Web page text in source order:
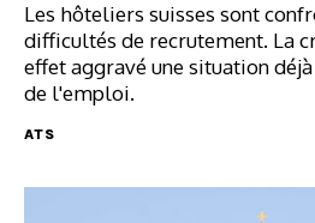
Les hôteliers suisses sont
difficultés de recrutement. La
effet aggravé une situation
de l'emploi.
ATS